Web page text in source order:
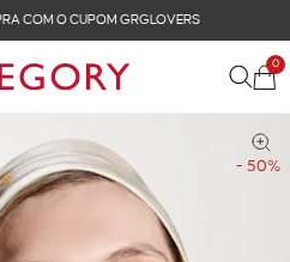
ACIMA DE R$ 899
0
- 50%